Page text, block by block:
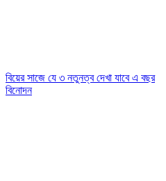
বিয়ের সাজে যে ৩ নতুনত্ব দেখা যাবে এ বছর
বিনোদন